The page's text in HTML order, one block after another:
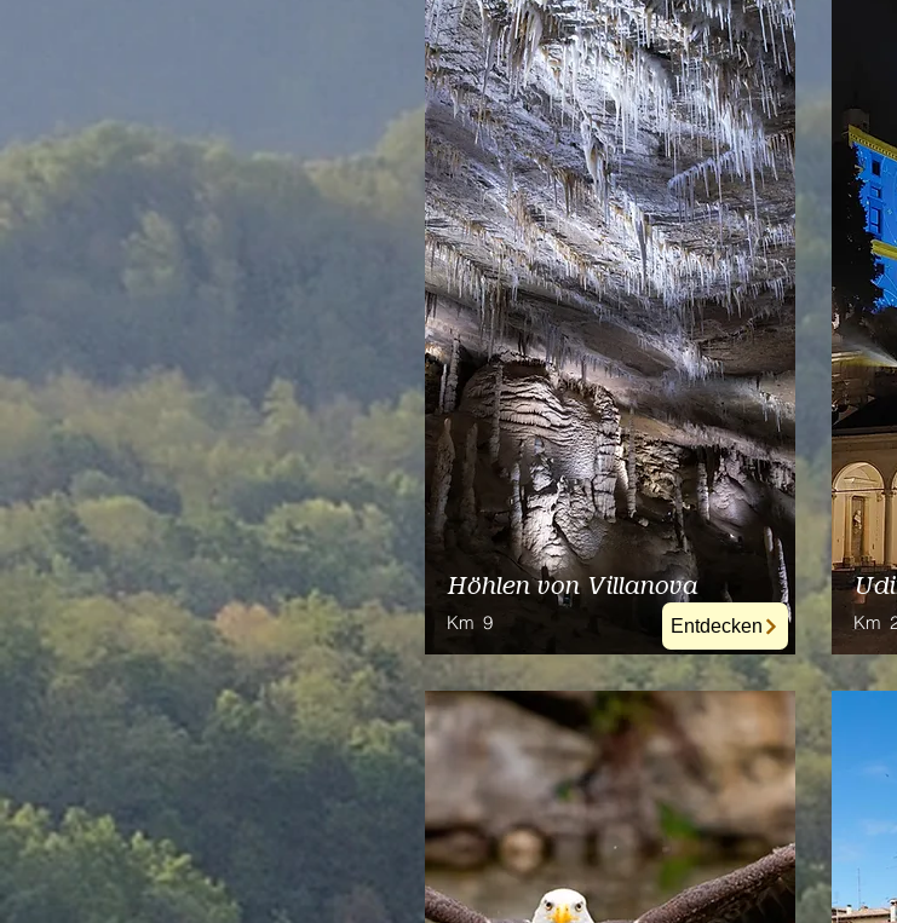
Höhlen von Villanova
Km 9 Entdecken Km